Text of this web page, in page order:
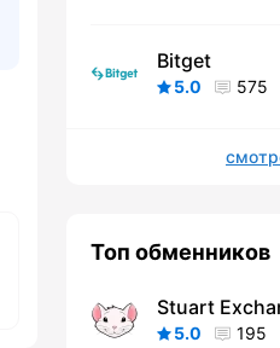
Bitget
5.0 575
Топ обменников
Stuart
5.0 195